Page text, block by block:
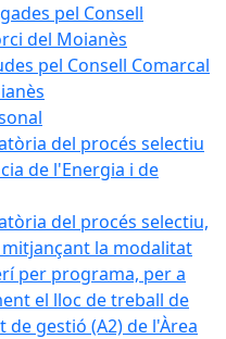
pel Consell
del Moianès
pel Consell Comarcal
del procés selectiu
de l'Energia i de
del procés selectiu,
la modalitat
per programa, per a
el lloc de treball de
gestió (A2) de l'Àrea